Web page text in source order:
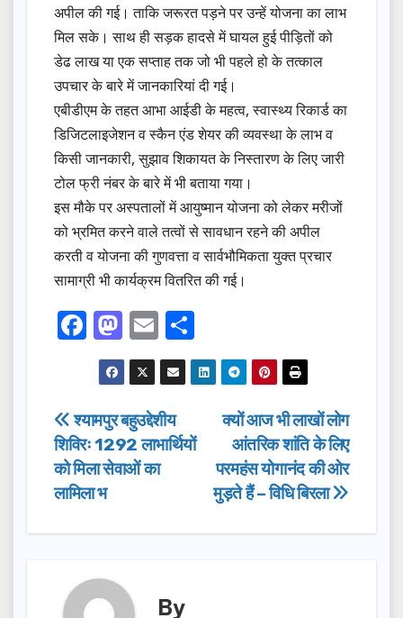
अपील की गई। ताकि जरूरत पड़ने पर उन्हें योजना का लाभ
मिल सके। साथ ही सड़क हादसे में घायल हुई पीड़ितों को
डेढ लाख या एक सप्ताह तक जो भी पहले हो के तत्काल
उपचार के बारे में जानकारियां दी गई।
एबीडीएम के तहत आभा आईडी के महत्व, स्वास्थ्य रिकार्ड का
डिजिटलाइजेशन व स्कैन एंड शेयर की व्यवस्था के लाभ व
किसी जानकारी, सुझाव शिकायत के निस्तारण के लिए जारी
टोल फ्री नंबर के बारे में भी बताया गया।
इस मौके पर अस्पतालों में आयुष्मान योजना को लेकर मरीजों
को भ्रमित करने वाले तत्वों से सावधान रहने की अपील
करती व योजना की गुणवत्ता व सार्वभौमिकता युक्त प्रचार
सामाग्री भी कार्यक्रम वितरित की गई।
F
a
c
e
b
o
o
k
M
a
st
o
d
o
E
m
ail
h
ar
Post
navigation
क्यों आज भी लाखों लोग
आंतरिक शांति के लिए
परमहंस योगानंद की ओर
मुड़ते हैं – विधि बिरला
श्यामपुर बहुउद्देशीय
शिविरः 1292 लाभार्थियों
को मिला सेवाओं का
लामिला भ
By